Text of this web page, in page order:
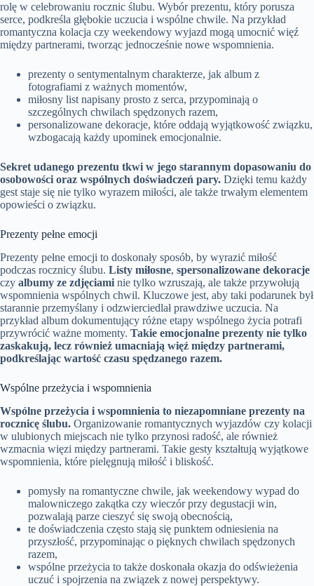
rolę w celebrowaniu rocznic ślubu. Wybór prezentu, który porusza
serce, podkreśla głębokie uczucia i wspólne chwile. Na przykład
romantyczna kolacja czy weekendowy wyjazd mogą umocnić więź
między partnerami, tworząc jednocześnie nowe wspomnienia.
prezenty o sentymentalnym charakterze, jak album z
fotografiami z ważnych momentów,
miłosny list napisany prosto z serca, przypominają o
szczególnych chwilach spędzonych razem,
personalizowane dekoracje, które oddają wyjątkowość związku,
wzbogacają każdy upominek emocjonalnie.
Sekret udanego prezentu tkwi w jego starannym dopasowaniu do
osobowości oraz wspólnych doświadczeń pary. Dzięki temu każdy
gest staje się nie tylko wyrazem miłości, ale także trwałym elementem
opowieści o związku.
Prezenty pełne emocji
Prezenty pełne emocji to doskonały sposób, by wyrazić miłość
podczas rocznicy ślubu. Listy miłosne, spersonalizowane dekoracje
czy albumy ze zdjęciami nie tylko wzruszają, ale także przywołują
wspomnienia wspólnych chwil. Kluczowe jest, aby taki podarunek był
starannie przemyślany i odzwierciedlał prawdziwe uczucia. Na
przykład album dokumentujący różne etapy wspólnego życia potrafi
przywrócić ważne momenty. Takie emocjonalne prezenty nie tylko
zaskakują, lecz również umacniają więź między partnerami,
podkreślając wartość czasu spędzanego razem.
Wspólne przeżycia i wspomnienia
Wspólne przeżycia i wspomnienia to niezapomniane prezenty na
rocznicę ślubu. Organizowanie romantycznych wyjazdów czy kolacji
w ulubionych miejscach nie tylko przynosi radość, ale również
wzmacnia więzi między partnerami. Takie gesty kształtują wyjątkowe
wspomnienia, które pielęgnują miłość i bliskość.
pomysły na romantyczne chwile, jak weekendowy wypad do
malowniczego zakątka czy wieczór przy degustacji win,
pozwalają parze cieszyć się swoją obecnością,
te doświadczenia często stają się punktem odniesienia na
przyszłość, przypominając o pięknych chwilach spędzonych
razem,
wspólne przeżycia to także doskonała okazja do odświeżenia
uczuć i spojrzenia na związek z nowej perspektywy.